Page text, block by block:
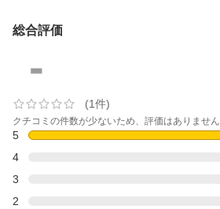
総合評価
-
(1件)
クチコミの件数が少ないため、評価はありません
5
4
3
2